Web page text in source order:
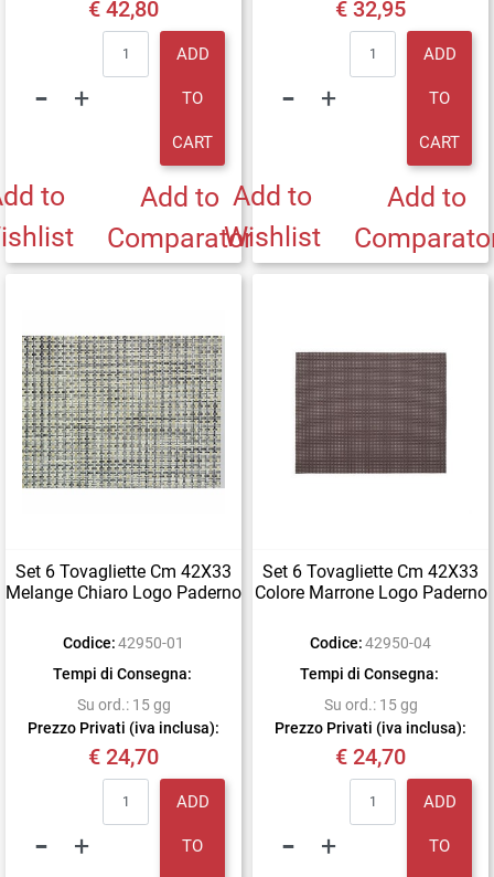
€ 42,80
ADD
TO
CART
to
Add to
Comparator
€ 32,95
ADD
TO
CART
Add to
Wishlist
Add to
Set 6 Tovagliette Cm 42X33
Melange Chiaro Logo Paderno
Codice: 42950-01
Tempi di Consegna:
Su ord.: 15 gg
Prezzo Privati (iva inclusa):
€ 24,70
ADD
TO
Set 6 Tovagliette Cm 42X33
Colore Marrone Logo Paderno
Codice: 42950-04
Tempi di Consegna:
Su ord.: 15 gg
Prezzo Privati (iva inclusa):
€ 24,70
ADD
TO